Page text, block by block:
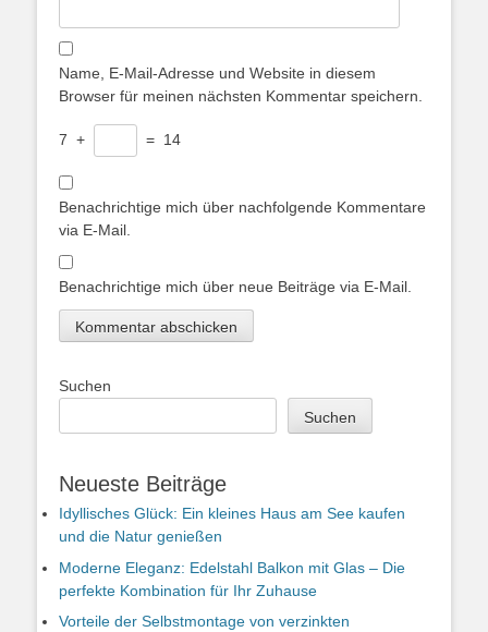
Name, E-Mail-Adresse und Website in diesem
Browser für meinen nächsten Kommentar speichern.
7 + = 14
Benachrichtige mich über nachfolgende Kommentare
via E-Mail.
Benachrichtige mich über neue Beiträge via E-Mail.
Suchen
Suchen
Neueste Beiträge
Idyllisches Glück: Ein kleines Haus am See kaufen
und die Natur genießen
Moderne Eleganz: Edelstahl Balkon mit Glas – Die
perfekte Kombination für Ihr Zuhause
Vorteile der Selbstmontage von verzinkten